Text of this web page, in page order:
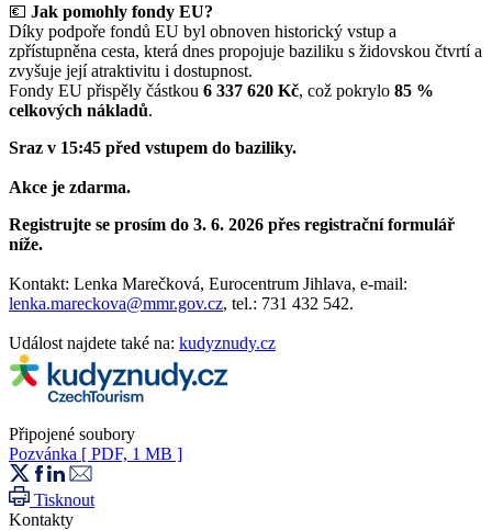
💶 Jak pomohly fondy EU?
Díky podpoře fondů EU byl obnoven historický vstup a
zpřístupněna cesta, která dnes propojuje baziliku s židovskou čtvrtí a
zvyšuje její atraktivitu i dostupnost.
Fondy EU přispěly částkou 6 337 620 Kč, což pokrylo 85 %
celkových nákladů.
Sraz v 15:45 před vstupem do baziliky.
Akce je zdarma.
Registrujte se prosím do 3. 6. 2026 přes registrační formulář
níže.
Kontakt: Lenka Marečková, Eurocentrum Jihlava, e-mail:
lenka.mareckova@mmr.gov.cz, tel.: 731 432 542.
Událost najdete také na: kudyznudy.cz
Připojené soubory
Pozvánka [ PDF, 1 MB ]
Tisknout
Kontakty